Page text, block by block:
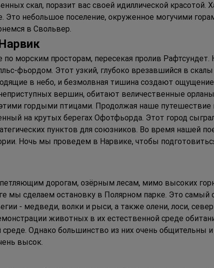
скал, поразит вас своей идиллической красотой.
Это небольшое поселение, окруженное могучими
в Свольвер.
арвик
морским просторам, пересекая пролив Рафтсундет.
фьордом. Этот узкий, глубоко врезавшийся в скалы
в небо, и безмолвная тишина создают ощущение
вершин, обитают величественные
гордыми птицами. Продолжая наше путешествие
на крутых берегах Офотфьорда. Этот город
пунктов для союзников. Во время нашей
Ночь мы проведем в Нарвике, чтобы
дорогам, озёрным лесам, мимо высоких
мы сделаем остановку в Полярном парке. Это
- медведи, волки и рыси, а также олени, лоси,
животных в их естественной среде
среде. Однако большинство из них очень общительны
высок.